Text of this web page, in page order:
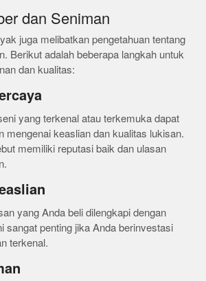
dan Seniman
juga melibatkan pengetahuan tentang
Berikut adalah beberapa langkah untuk
dan kualitas:
yang terkenal atau terkemuka dapat
mengenai keaslian dan kualitas lukisan.
memiliki reputasi baik dan ulasan
yang Anda beli dilengkapi dengan
sangat penting jika Anda berinvestasi
terkenal.